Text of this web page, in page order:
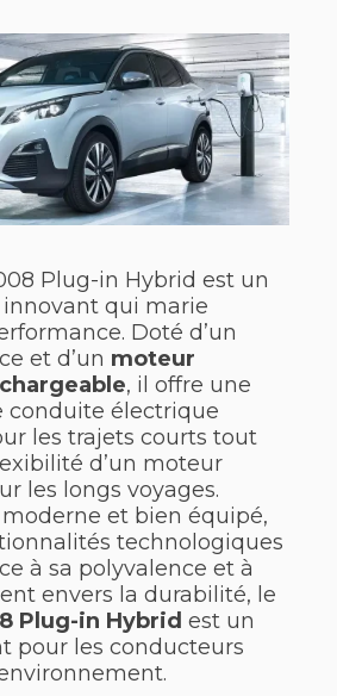
Plug-in Hybrid est un
qui marie
Doté d’un
et d’un moteur
, il offre une
conduite électrique
les trajets courts tout
d’un moteur
les longs voyages.
moderne et bien équipé,
technologiques
à sa polyvalence et à
envers la durabilité, le
Plug-in Hybrid est un
pour les conducteurs